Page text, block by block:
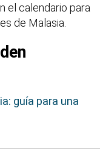
el calendario para
de Malasia.
guía para una